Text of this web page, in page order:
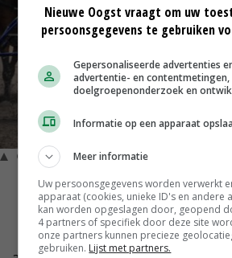
© Stichting Nederlandse Draf- en Rensport
D e sector heeft al sinds mei
het ministerie van
gesloten deuren proeven te
Nieuwe Oogst vraagt om uw
persoonsgegevens te gebruiken
Gepersonaliseerde advertenties
advertentie- en contentmetingen,
doelgroepenonderzoek en
Informatie op een apparaat
Meer informatie
Uw persoonsgegevens worden verwerkt
apparaat (cookies, unieke ID's en andere
kan worden opgeslagen door, geopend
4 partners of specifiek door deze site
onze partners kunnen precieze
gebruiken. Lijst met partners.